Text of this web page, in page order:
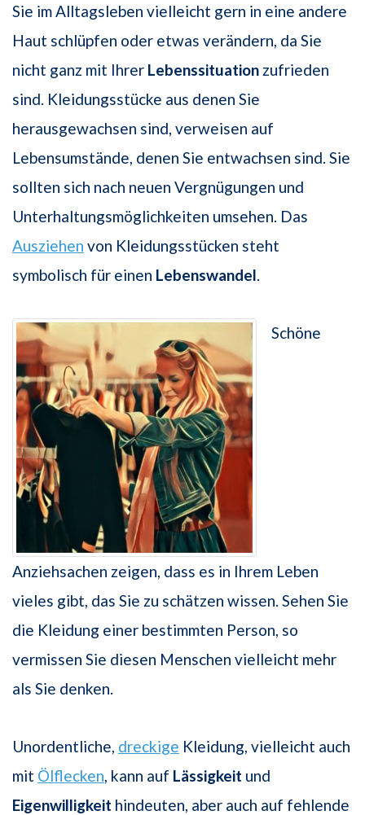
Sie im Alltagsleben vielleicht gern in eine andere
Haut schlüpfen oder etwas verändern, da Sie
nicht ganz mit Ihrer Lebenssituation zufrieden
sind. Kleidungsstücke aus denen Sie
herausgewachsen sind, verweisen auf
Lebensumstände, denen Sie entwachsen sind. Sie
sollten sich nach neuen Vergnügungen und
Unterhaltungsmöglichkeiten umsehen. Das
Ausziehen von Kleidungsstücken steht
symbolisch für einen Lebenswandel
Schöne
Anziehsachen zeigen, dass es in Ihrem Leben
vieles gibt, das Sie zu schätzen wissen. Sehen Sie
die Kleidung einer bestimmten Person, so
vermissen Sie diesen Menschen vielleicht mehr
als Sie denken.
Unordentliche, dreckige Kleidung, vielleicht auch
mit Ölflecken, kann auf Lässigkeit und
Eigenwilligkeit hindeuten, aber auch auf fehlende